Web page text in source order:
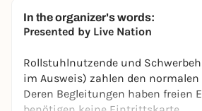
In the organizer's words:
Presented by Live Nation
Rollstuhlnutzende und
im Ausweis) zahlen den normalen
Deren Begleitungen haben freien